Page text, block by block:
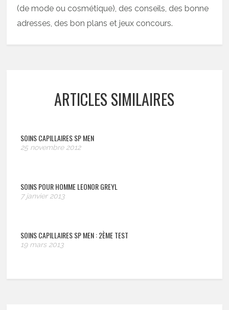
(de mode ou cosmétique), des conseils, des bonne
adresses, des bon plans et jeux concours.
ARTICLES SIMILAIRES
SOINS CAPILLAIRES SP MEN
25 novembre 2012
SOINS POUR HOMME LEONOR GREYL
7 janvier 2013
SOINS CAPILLAIRES SP MEN : 2ÈME TEST
19 mars 2013